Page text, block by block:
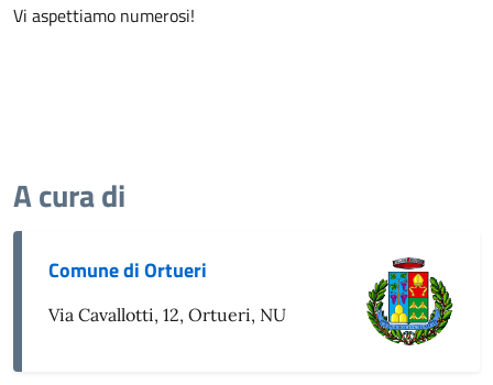
Vi aspettiamo numerosi!
A cura di
Comune di Ortueri
Via Cavallotti, 12, Ortueri, NU